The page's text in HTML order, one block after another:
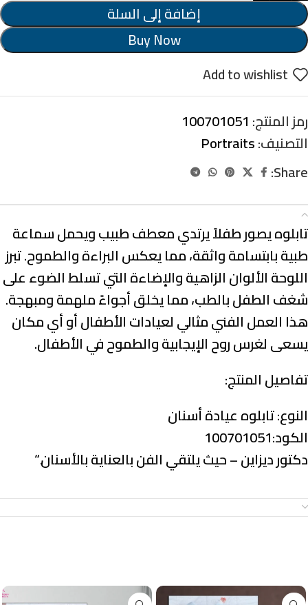
إضافة إلى السلة
Buy Now
Add to wishlist
رمز المنتج: 100701051
التصنيف:Portraits
Share:
تابلوه يصور طفلاً يرتدي معطف طبيب ويحمل سماعة
طبية بابتسامة واثقة، مما يعكس البراءة والطموح. تبرز
اللوحة الألوان الزاهية والإضاءة التي تسلط الضوء على
شغف الطفل بالطب، مما يخلق أجواءً ملهمة ومبهجة.
هذا العمل الفني مثالي لعيادات الأطفال أو أي مكان
يسعى لغرس روح الإيجابية والطموح في الأطفال.
تفاصيل المنتج:
النوع:تابلوه عيادة أسنان
الكود:100701051
دكتور ديزاين – حيث يلتقي الفن بالعناية بالأسنان.“